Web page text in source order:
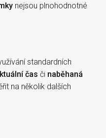
nejsou plnohodnotné
standardních
čas či naběhaná
na několik dalších